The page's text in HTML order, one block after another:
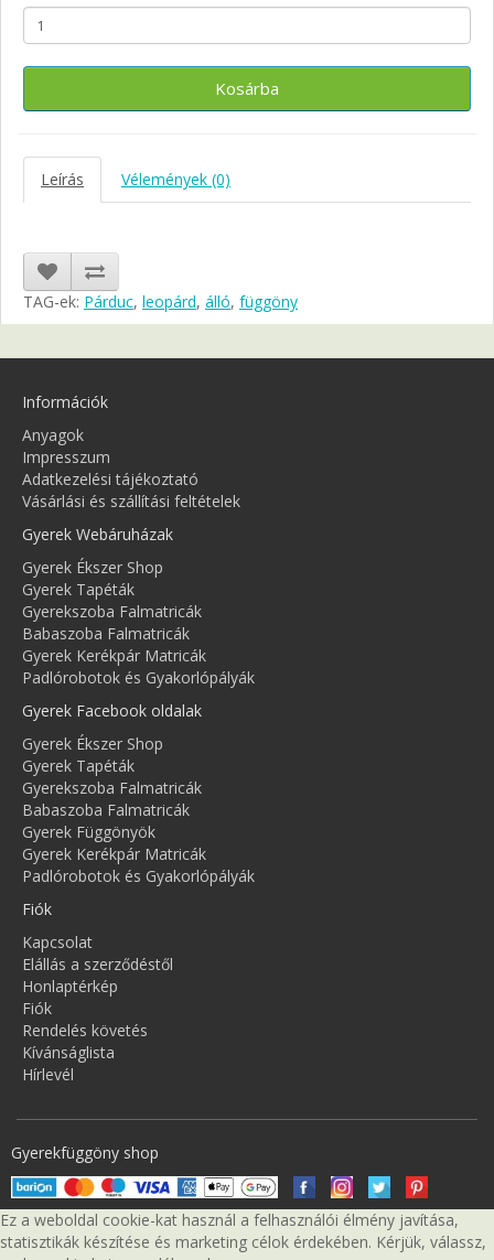
Kosárba
Leírás Vélemények (0)
TAG-ek: Párduc, leopárd, álló, függöny
Információk
Anyagok
Impresszum
Adatkezelési tájékoztató
Vásárlási és szállítási feltételek
Gyerek Webáruházak
Gyerek Ékszer Shop
Gyerek Tapéták
Gyerekszoba Falmatricák
Babaszoba Falmatricák
Gyerek Kerékpár Matricák
Padlórobotok és Gyakorlópályák
Gyerek Facebook oldalak
Gyerek Ékszer Shop
Gyerek Tapéták
Gyerekszoba Falmatricák
Babaszoba Falmatricák
Gyerek Függönyök
Gyerek Kerékpár Matricák
Padlórobotok és Gyakorlópályák
Fiók
Kapcsolat
Elállás a szerződéstől
Honlaptérkép
Fiók
Rendelés követés
Kívánságlista
Hírlevél
Gyerekfüggöny shop
Ez a weboldal cookie-kat használ a felhasználói élmény javítása,
statisztikák készítése és marketing célok érdekében. Kérjük, válassz,